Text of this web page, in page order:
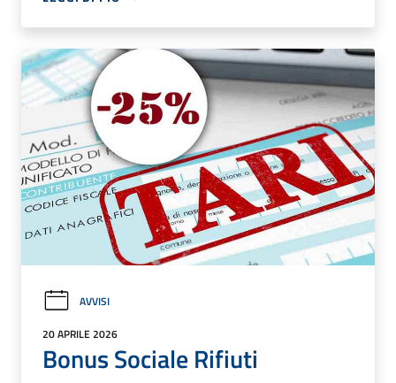
AVVISI
20 APRILE 2026
Bonus Sociale Rifiuti